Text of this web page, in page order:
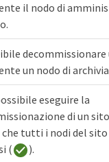
il nodo di
decommissionare
un nodo di
eseguire la
di un
che tutti i nodi del
(
).